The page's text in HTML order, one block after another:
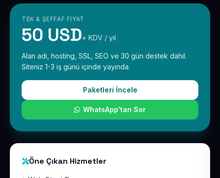
TEK & ŞEFFAF FIYAT
50 USD+ KDV / yıl
Alan adı, hosting, SSL, SEO ve 30 gün destek dahil.
Siteniz 1-3 iş günü içinde yayında.
Paketleri İncele
WhatsApp'tan Sor
Öne Çıkan Hizmetler